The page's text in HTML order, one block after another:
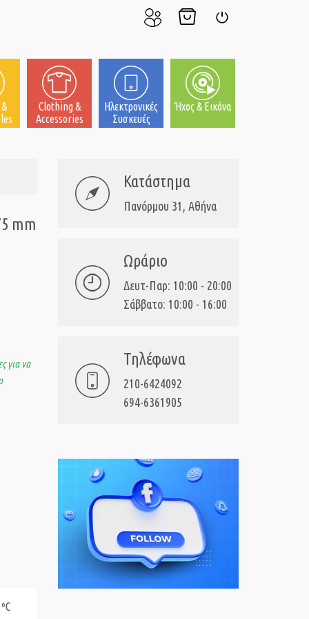
μου
Clothing &
Accessories
Ηλεκτρονικές
Συσκευές
Ήχος & Εικόνα
mm
για να
Κατάστημα
Πανόρμου 31, Αθήνα
Ωράριο
Δευτ-Παρ: 10:00 - 20:00
Σάββατο: 10:00 - 16:00
Τηλέφωνα
210-6424092
694-6361905